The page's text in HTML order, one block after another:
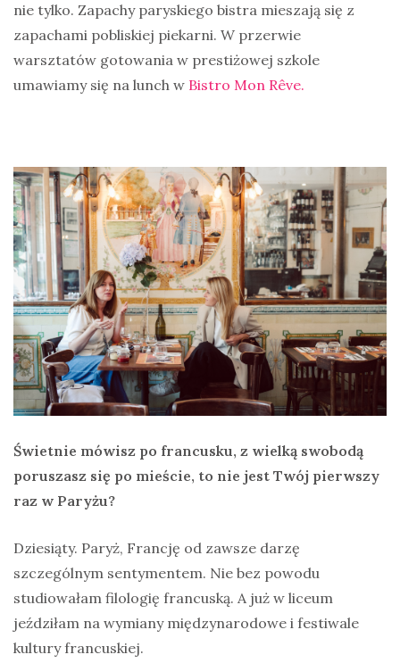
nie tylko. Zapachy paryskiego bistra mieszają się z
zapachami pobliskiej piekarni. W przerwie
warsztatów gotowania w prestiżowej szkole
umawiamy się na lunch w Bistro Mon Rêve.
Świetnie mówisz po francusku, z wielką swobodą
poruszasz się po mieście, to nie jest Twój pierwszy
raz w Paryżu?
Dziesiąty. Paryż, Francję od zawsze darzę
szczególnym sentymentem. Nie bez powodu
studiowałam filologię francuską. A już w liceum
jeździłam na wymiany międzynarodowe i festiwale
kultury francuskiej.